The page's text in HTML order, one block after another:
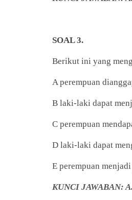
SOAL 3.
Berikut ini yang
A perempuan
B laki-laki dapat
C perempuan
D laki-laki dapat
E perempuan
KUNCI JAWABAN: A.